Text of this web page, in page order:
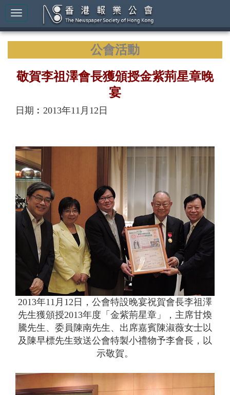
公會活動
敬賀李祖澤會長獲頒授金紫荊星章晚
宴
日期︰2013年11月12日
2013年11月12日，公會特設晚宴祝賀會長李祖澤
先生獲頒授2013年度「金紫荊星章」，主席甘煥
騰先生、委員陳南先生、出席嘉賓陳淑薇女士以
及陳早標先生致送公會特製小禮物予李會長，以
示敬賀。